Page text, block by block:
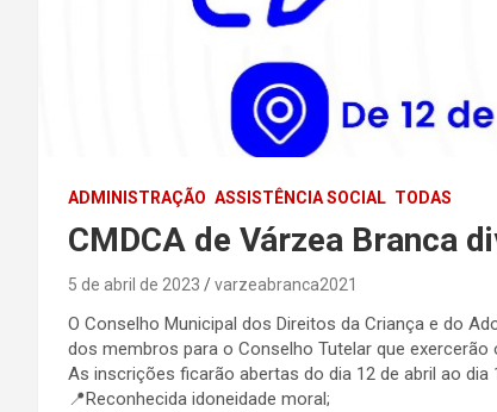
ADMINISTRAÇÃO ASSISTÊNCIA SOCIAL TODAS
CMDCA de Várzea Branca
5 de abril de 2023 varzeabranca2021
O Conselho Municipal dos Direitos da Criança e do
dos membros para o Conselho Tutelar que
As inscrições ficarão abertas do dia 12 de abril ao
📍Reconhecida idoneidade moral;